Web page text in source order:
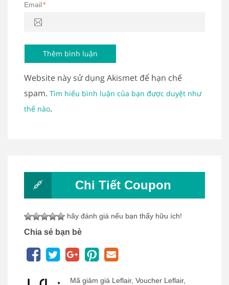
Email*
Website này sử dụng Akismet để hạn chế
spam. Tìm hiểu bình luận của bạn được duyệt như
thế nào.
Chi Tiết Coupon
hãy đánh giá nếu bạn thấy hữu ích!
Chia sẻ bạn bè
Mã giảm giá Leflair, Voucher Leflair,